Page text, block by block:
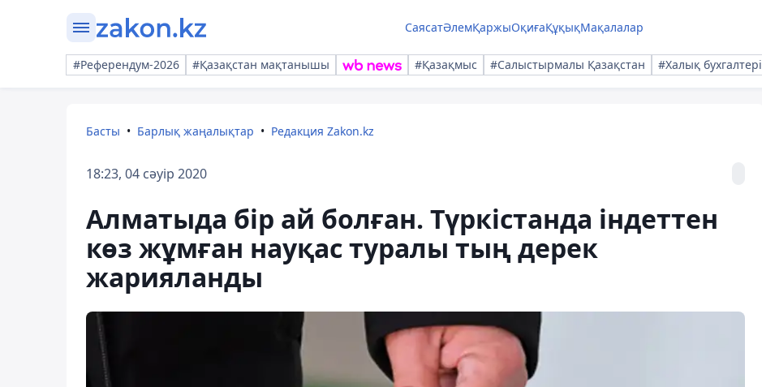
СаясатӘлемҚаржыОқиғаҚұқықМақалалар
#Референдум-2026 #Қазақстан мақтанышы #Қазақмыс #Салыстырмалы Қазақстан #Халық бухгалтері
Басты Барлық жаңалықтар Редакция Zakon.kz
18:23, 04 сәуір 2020
Алматыда бір ай болған. Түркістанда індеттен
көз жұмған науқас туралы тың дерек
жарияланды